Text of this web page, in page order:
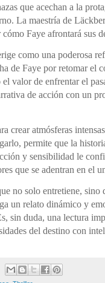
que acechan a la
La maestría de
Faye afrontará sus
como una poderosa
de Faye por retomar el
valor de enfrentar el
de acción con un
crear atmósferas
permite que la
y sensibilidad le
que se adentran en el
no solo entretiene,
un relato dinámico y
sin duda, una lectura
del destino con